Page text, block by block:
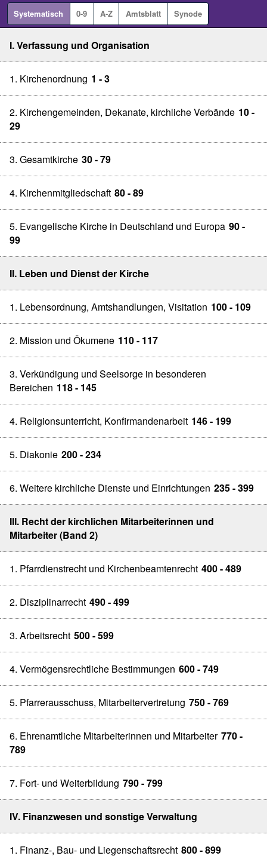
Systematisch 0-9 A-Z Amtsblatt Synode
I. Verfassung und Organisation
1. Kirchenordnung 1 - 3
2. Kirchengemeinden, Dekanate, kirchliche Verbände 10 -
29
3. Gesamtkirche 30 - 79
4. Kirchenmitgliedschaft 80 - 89
5. Evangelische Kirche in Deutschland und Europa 90 -
99
II. Leben und Dienst der Kirche
1. Lebensordnung, Amtshandlungen, Visitation 100 - 109
2. Mission und Ökumene 110 - 117
3. Verkündigung und Seelsorge in besonderen
Bereichen 118 - 145
4. Religionsunterricht, Konfirmandenarbeit 146 - 199
5. Diakonie 200 - 234
6. Weitere kirchliche Dienste und Einrichtungen 235 - 399
III. Recht der kirchlichen Mitarbeiterinnen und
Mitarbeiter (Band 2)
1. Pfarrdienstrecht und Kirchenbeamtenrecht 400 - 489
2. Disziplinarrecht 490 - 499
3. Arbeitsrecht 500 - 599
4. Vermögensrechtliche Bestimmungen 600 - 749
5. Pfarrerausschuss, Mitarbeitervertretung 750 - 769
6. Ehrenamtliche Mitarbeiterinnen und Mitarbeiter 770 -
789
7. Fort- und Weiterbildung 790 - 799
IV. Finanzwesen und sonstige Verwaltung
1. Finanz-, Bau- und Liegenschaftsrecht 800 - 899